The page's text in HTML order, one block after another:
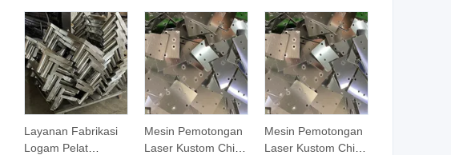
Industri
Aluminium
Layanan Fabrikasi
Logam Pelat
Mesin Pemotongan
Laser Kustom China
Mesin Pemotongan
Laser Kustom China